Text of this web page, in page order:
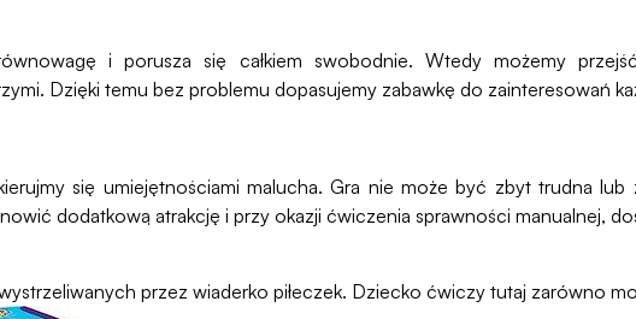
i porusza się całkiem swobodnie. Wtedy możemy
Dzięki temu bez problemu dopasujemy zabawkę do zainteresowań
się umiejętnościami malucha. Gra nie może być zbyt trudna lub
dodatkową atrakcję i przy okazji ćwiczenia sprawności manualnej,
przez wiaderko piłeczek. Dziecko ćwiczy tutaj zarówno